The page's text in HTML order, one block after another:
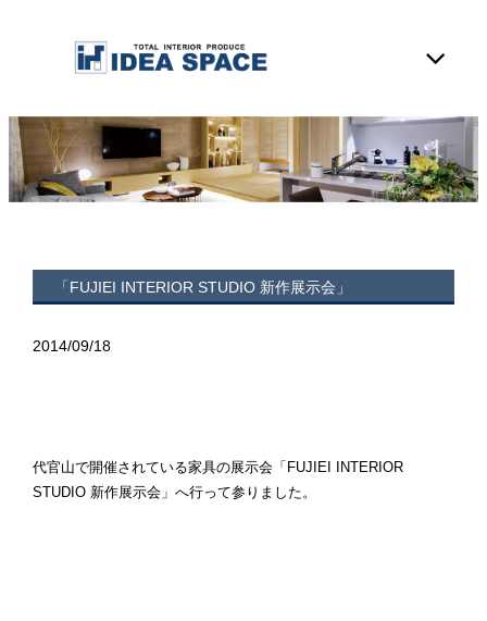
「FUJIEI INTERIOR STUDIO 新作展示会」
2014/09/18
代官山で開催されている家具の展示会「FUJIEI INTERIOR
STUDIO 新作展示会」へ行って参りました。